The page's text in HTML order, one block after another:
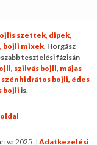
szettek, dipek,
bojli mixek. Horgász
tesztelési fázisán
szilvás bojli, májas
szénhidrátos bojli, édes
bojliis.
2025. | Adatkezelési